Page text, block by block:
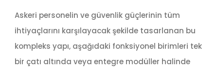
Askeri personelin ve güvenlik güçlerinin tüm
ihtiyaçlarını karşılayacak şekilde tasarlanan bu
kompleks yapı, aşağıdaki fonksiyonel birimleri tek
bir çatı altında veya entegre modüller halinde